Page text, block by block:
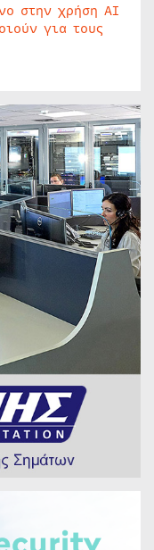
στην χρήση AI
για τους